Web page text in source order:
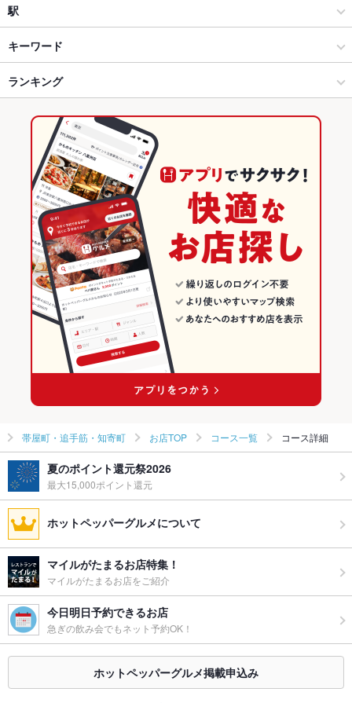
個室居酒屋×わら焼きダイニング ゆらゆら
個室宴会 わら焼き居酒屋ゆらゆら
個室居酒屋×わら焼きダイニング 稲屋
手ぶらでバーベキュー×高知ビアホール BAT terrace(テラス)
洋・和洋・各国料理・その他
高知市 × 居酒屋
高知市 × 洋・和洋・各国料理・その他
はりまや橋駅 × 居酒屋
はりまや橋駅 × 洋・和洋・各国料理・その他
ダイニングバー・バル
ビアホール
高知市 × ダイニングバー・バル
高知市 × ビアホール
はりまや橋駅 × ダイニングバー・バル
はりまや橋駅 × ビアホール
帯屋町・追手筋・知寄町
帯屋町・追手筋・知寄町 × 居酒屋
帯屋町・追手筋・知寄町 × 洋・和洋・各国料理・その他
帯屋町・追手筋・知寄町 × ダイニングバー・バル
帯屋町・追手筋・知寄町 × ビアホール
高知 × 居酒屋
高知 × 洋・和洋・各国料理・その他
高知 × ダイニングバー・バル
高知 × ビアホール
駅
高知駅
はりまや橋駅
キーワード
ローストビーフ 地鶏
ペペロンチーノ ボロネーゼ ピザ
ランキング
高知のグルメランキング
高知の居酒屋ランキング
高知市のグルメランキング
高知市の居酒屋ランキング
帯屋町・追手筋・知寄町のグルメランキング
帯屋町・追手筋・知寄町の居酒屋ランキング
帯屋町・追手筋・知寄町 お店TOP コース一覧 コース詳細
夏のポイント還元祭2026
最大15,000ポイント還元
ホットペッパーグルメについて
マイルがたまるお店特集！
マイルがたまるお店をご紹介
今日明日予約できるお店
急ぎの飲み会でもネット予約OK！
ホットペッパーグルメ掲載申込み